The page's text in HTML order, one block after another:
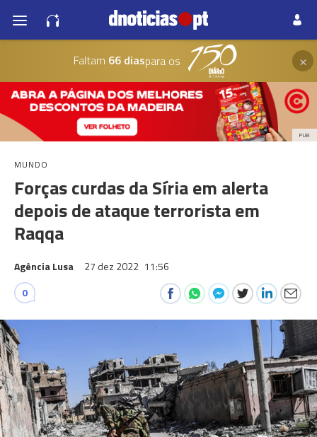
Faltam 66 diaspara os ×
PUB
MUNDO
Forças curdas da Síria em alerta
depois de ataque terrorista em
Raqqa
Agência Lusa 27 dez 2022 11:56
0